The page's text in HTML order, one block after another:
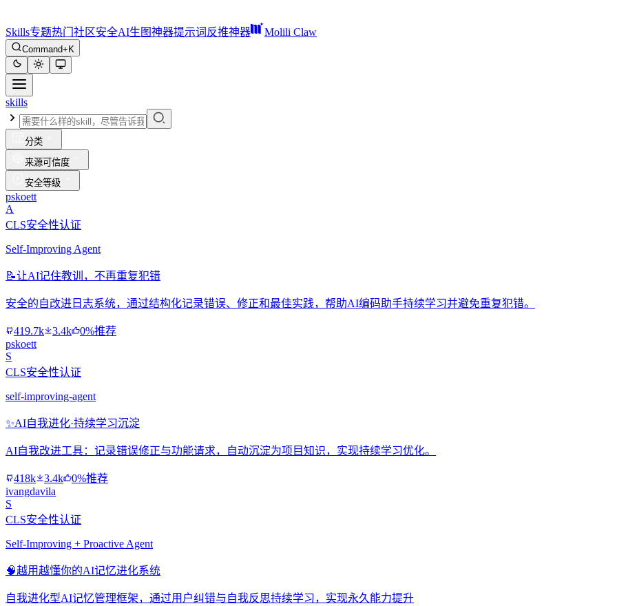
Skills专题热门 社区安全AI生图神器提示词反推神器 Molili Claw
Command+K
skills
分类
来源可信度
安全等级
pskoett
A
CLS安全性认证
Self-Improving Agent
📝让AI记住教训，不再重复犯错
安全的自改进日志系统，通过结构化记录错误、修正和最佳实践，帮助AI编码助手持续学习并避免重复犯错。
419.7k 3.4k
0%推荐
pskoett
S
CLS安全性认证
self-improving-agent
✨AI自我进化·持续学习沉淀
AI自我改进工具：记录错误修正与功能请求，自动沉淀为项目知识，实现持续学习优化。
418k 3.4k
0%推荐
ivangdavila
S
CLS安全性认证
Self-Improving + Proactive Agent
🧠越用越懂你的AI记忆进化系统
自我进化型AI记忆管理框架，通过用户纠错与自我反思持续学习，实现永久能力提升